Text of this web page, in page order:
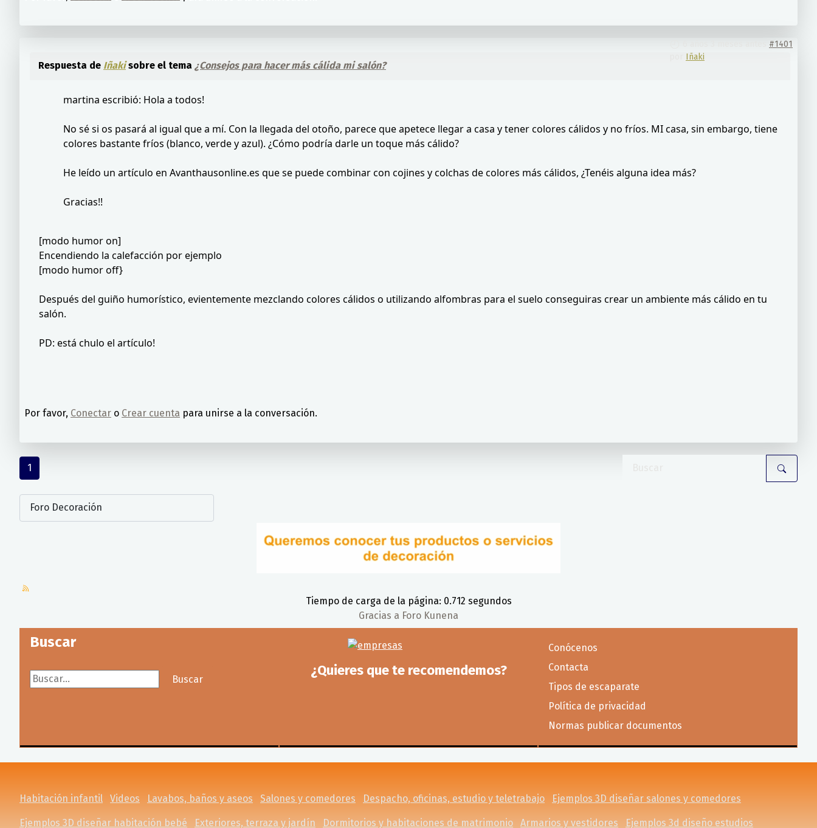
#1401
Iñaki
Respuesta de Iñakisobre el tema ¿Consejos para hacer más cálida mi salón?
martina escribió: Hola a todos!
No sé si os pasará al igual que a mí. Con la llegada del otoño, parece que apetece llegar a casa y tener colores cálidos y no fríos. MI casa, sin embargo, tiene
colores bastante fríos (blanco, verde y azul). ¿Cómo podría darle un toque más cálido?
He leído un artículo en Avanthausonline.es que se puede combinar con cojines y colchas de colores más cálidos, ¿Tenéis alguna idea más?
Gracias!!
[modo humor on]
Encendiendo la calefacción por ejemplo
[modo humor off}
Después del guiño humorístico, evientemente mezclando colores cálidos o utilizando alfombras para el suelo conseguiras crear un ambiente más cálido en tu
salón.
PD: está chulo el artículo!
Por favor, Conectar o Crear cuenta para unirse a la conversación.
1
Tiempo de carga de la página: 0.712 segundos
Gracias a Foro Kunena
Buscar
Buscar...
Buscar
¿Quieres que te recomendemos?
Conócenos
Contacta
Tipos de escaparate
Política de privacidad
Normas publicar documentos
Habitación infantil Videos Lavabos, baños y aseos Salones y comedores Despacho, oficinas, estudio y teletrabajo Ejemplos 3D diseñar salones y comedores
Ejemplos 3D diseñar habitación bebé Exteriores, terraza y jardín Dormitorios y habitaciones de matrimonio Armarios y vestidores Ejemplos 3d diseño estudios